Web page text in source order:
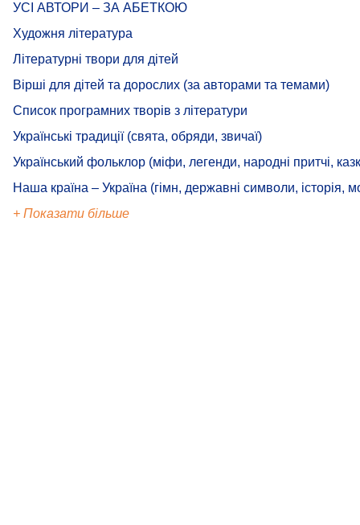
УСІ АВТОРИ – ЗА АБЕТКОЮ
Художня література
Літературні твори для дітей
Вірші для дітей та дорослих (за авторами та темами)
Список програмних творів з літератури
Українські традиції (свята, обряди, звичаї)
Український фольклор (міфи, легенди, народні притчі,
Наша країна – Україна (гімн, державні символи, історія,
+ Показати більше